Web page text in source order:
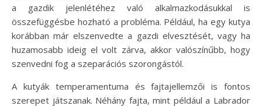
a gazdik jelenlétéhez való alkalmazkodásukkal is
összefüggésbe hozható a probléma. Például, ha egy kutya
korábban már elszenvedte a gazdi elvesztését, vagy ha
huzamosabb ideig el volt zárva, akkor valószínűbb, hogy
szenvedni fog a szeparációs szorongástól.
A kutyák temperamentuma és fajtajellemzői is fontos
szerepet játszanak. Néhány fajta, mint például a Labrador